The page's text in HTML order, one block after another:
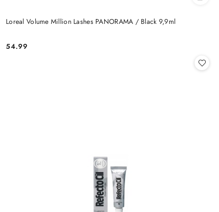
Loreal Volume Million Lashes PANORAMA / Black 9,9ml
Cena:
54.99